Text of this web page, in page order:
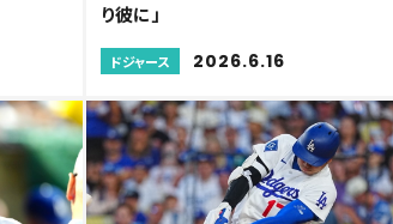
り彼に」
ドジャース 2026.6.16